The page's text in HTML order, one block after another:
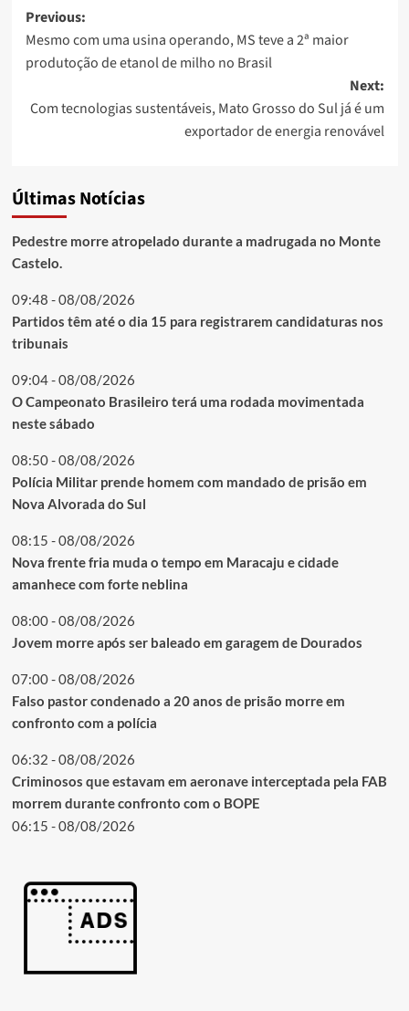
Post
navigation
Previous:
Mesmo com uma usina operando, MS teve a 2ª maior
produtoção de etanol de milho no Brasil
Next:
Com tecnologias sustentáveis, Mato Grosso do Sul já é um
exportador de energia renovável
Últimas Notícias
Pedestre morre atropelado durante a madrugada no Monte
Castelo.
09:48 - 08/08/2026
Partidos têm até o dia 15 para registrarem candidaturas nos
tribunais
09:04 - 08/08/2026
O Campeonato Brasileiro terá uma rodada movimentada
neste sábado
08:50 - 08/08/2026
Polícia Militar prende homem com mandado de prisão em
Nova Alvorada do Sul
08:15 - 08/08/2026
Nova frente fria muda o tempo em Maracaju e cidade
amanhece com forte neblina
08:00 - 08/08/2026
Jovem morre após ser baleado em garagem de Dourados
07:00 - 08/08/2026
Falso pastor condenado a 20 anos de prisão morre em
confronto com a polícia
06:32 - 08/08/2026
Criminosos que estavam em aeronave interceptada pela FAB
morrem durante confronto com o BOPE
06:15 - 08/08/2026